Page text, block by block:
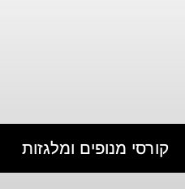
קורסי מנופים ומלגזות